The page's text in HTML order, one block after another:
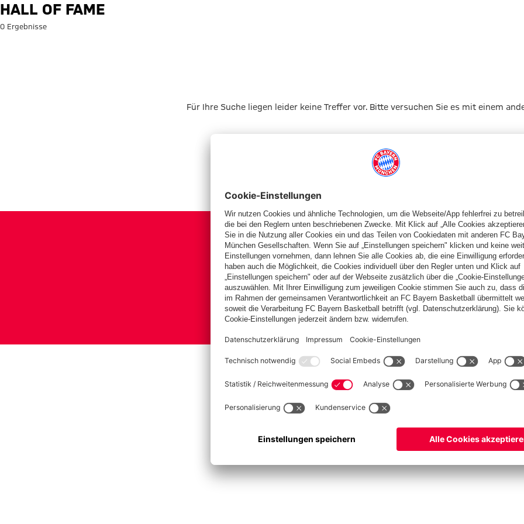
Suche: Hall of Fame
HALL OF FAME
0 Ergebnisse
Für Ihre Suche liegen leider keine Treffer vor. Bitte versuchen Sie es mit einem
Basketball Frauen Handball Schach Schiedsrichter Seniorenfußball
Impressum Datenschutz Nutzungsbedingungen Barrierefreiheit